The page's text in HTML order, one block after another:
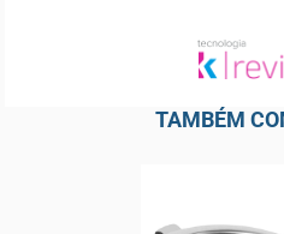
TAMBÉM